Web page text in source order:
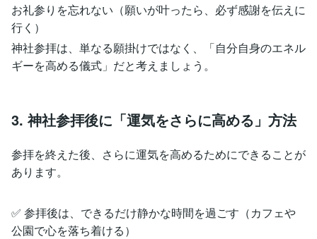
お礼参りを忘れない（願いが叶ったら、必ず感謝を伝えに
行く）
神社参拝は、単なる願掛けではなく、「自分自身のエネル
ギーを高める儀式」だと考えましょう。
3. 神社参拝後に「運気をさらに高める」方法
参拝を終えた後、さらに運気を高めるためにできることが
あります。
✅ 参拝後は、できるだけ静かな時間を過ごす（カフェや
公園で心を落ち着ける）